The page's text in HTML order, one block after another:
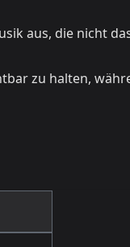
aus, die nicht
zu halten,